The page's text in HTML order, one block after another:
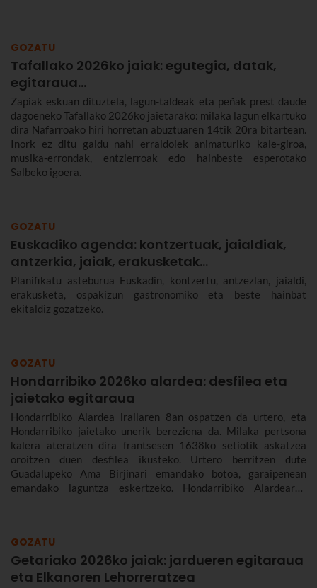
GOZATU
Tafallako 2026ko jaiak: egutegia, datak,
egitaraua...
Zapiak eskuan dituztela, lagun-taldeak eta peñak prest daude
dagoeneko Tafallako 2026ko jaietarako: milaka lagun elkartuko
dira Nafarroako hiri horretan abuztuaren 14tik 20ra bitartean.
Inork ez ditu galdu nahi erraldoiek animaturiko kale-giroa,
musika-errondak, entzierroak edo hainbeste esperotako
Salbeko igoera.
GOZATU
Euskadiko agenda: kontzertuak, jaialdiak,
antzerkia, jaiak, erakusketak…
Planifikatu asteburua Euskadin, kontzertu, antzezlan, jaialdi,
erakusketa, ospakizun gastronomiko eta beste hainbat
ekitaldiz gozatzeko.
GOZATU
Hondarribiko 2026ko alardea: desfilea eta
jaietako egitaraua
Hondarribiko Alardea irailaren 8an ospatzen da urtero, eta
Hondarribiko jaietako unerik bereziena da. Milaka pertsona
kalera ateratzen dira frantsesen 1638ko setiotik askatzea
oroitzen duen desfilea ikusteko. Urtero berritzen dute
Guadalupeko Ama Birjinari emandako botoa, garaipenean
emandako laguntza eskertzeko. Hondarribiko Alardearen
GOZATU
Getariako 2026ko jaiak: jardueren egitaraua
eta Elkanoren Lehorreratzea